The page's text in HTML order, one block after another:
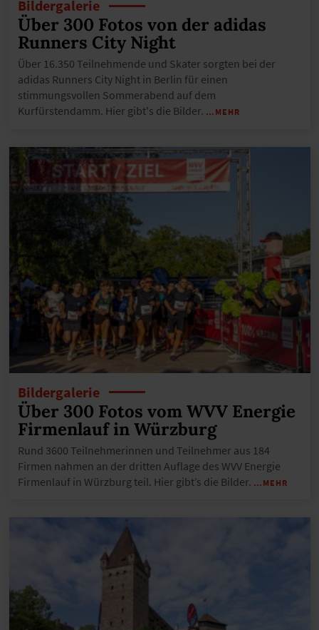
Bildergalerie
Über 300 Fotos von der adidas
Runners City Night
Über 16.350 Teilnehmende und Skater sorgten bei der
adidas Runners City Night in Berlin für einen
stimmungsvollen Sommerabend auf dem
Kurfürstendamm. Hier gibt's die Bilder. …MEHR
Bildergalerie
Über 300 Fotos vom WVV Energie
Firmenlauf in Würzburg
Rund 3600 Teilnehmerinnen und Teilnehmer aus 184
Firmen nahmen an der dritten Auflage des WVV Energie
Firmenlauf in Würzburg teil. Hier gibt’s die Bilder. …MEHR